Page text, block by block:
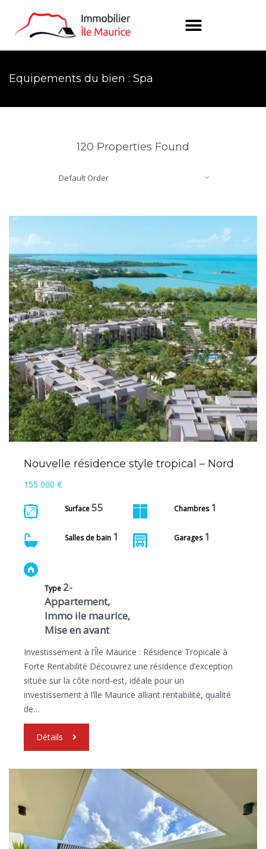
Equipements du bien : Spa
120 Properties Found
Default Order
Nouvelle résidence style tropical – Nord
155 000 €
Surface55 Chambres 1
Salles de bain 1 Garages 1
Type 2-
Appartement,
Immo ile maurice,
Mise en avant
Investissement à l’Île Maurice : Résidence Tropicale à
Forte Rentabilité Découvrez une résidence d’exception
située sur la côte nord‑est, idéale pour un
investissement à l’île Maurice alliant rentabilité, qualité
de…
Détails